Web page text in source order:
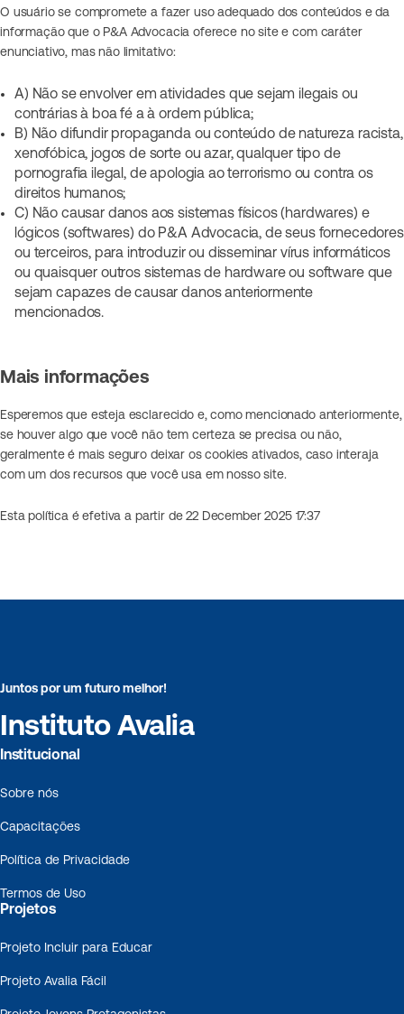
O usuário se compromete a fazer uso adequado dos conteúdos e da
informação que o P&A Advocacia oferece no site e com caráter
enunciativo, mas não limitativo:
A) Não se envolver em atividades que sejam ilegais ou
contrárias à boa fé a à ordem pública;
B) Não difundir propaganda ou conteúdo de natureza racista,
xenofóbica, jogos de sorte ou azar, qualquer tipo de
pornografia ilegal, de apologia ao terrorismo ou contra os
direitos humanos;
C) Não causar danos aos sistemas físicos (hardwares) e
lógicos (softwares) do P&A Advocacia, de seus fornecedores
ou terceiros, para introduzir ou disseminar vírus informáticos
ou quaisquer outros sistemas de hardware ou software que
sejam capazes de causar danos anteriormente
mencionados.
Mais informações
Esperemos que esteja esclarecido e, como mencionado anteriormente,
se houver algo que você não tem certeza se precisa ou não,
geralmente é mais seguro deixar os cookies ativados, caso interaja
com um dos recursos que você usa em nosso site.
Esta política é efetiva a partir de 22 December 2025 17:37
Juntos por um futuro melhor!
Instituto Avalia
Institucional
Sobre nós
Capacitações
Política de Privacidade
Termos de Uso
Projetos
Projeto Incluir para Educar
Projeto Avalia Fácil